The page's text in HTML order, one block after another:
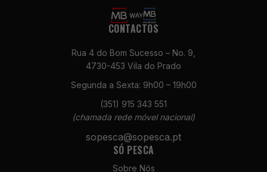
CONTACTOS
Rua 4 do Bom Sucesso – No. 9,
4730-453 Vila do Prado
Segunda a Sexta: 9h00 – 19h00
(351) 915 343 551
(chamada rede móvel nacional)
sopesca@sopesca.pt
SÓ PESCA
Sobre Nós
Necessários
Estes cookies
não são
opcionais. São
necessários
para o
do site.